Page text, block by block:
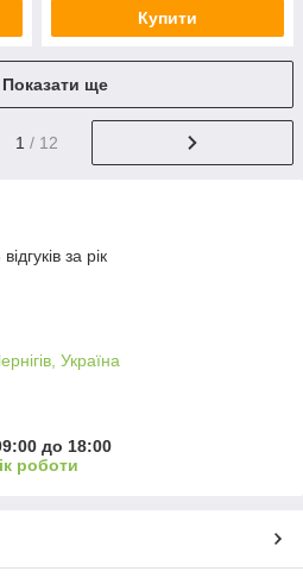
Купити
Показати ще
1 / 12
за рік
Україна
до 18:00
роботи